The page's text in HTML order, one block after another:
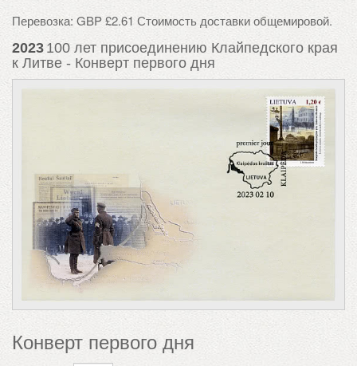
Перевозка: GBP £2.61 Стоимость доставки общемировой.
2023 100 лет присоединению Клайпедского края
к Литве - Конверт первого дня
Конверт первого дня